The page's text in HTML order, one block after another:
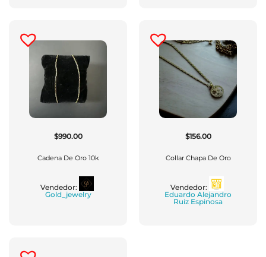
$990.00
Cadena De Oro 10k
Vendedor:
Gold_jewelry
$156.00
Collar Chapa De Oro
Vendedor:
Eduardo Alejandro
Ruiz Espinosa